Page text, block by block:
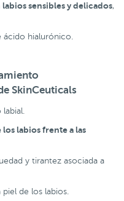
sensibles y delicados,
ácido hialurónico.
SkinCeuticals
labios frente a las
y tirantez asociada a
de los labios.